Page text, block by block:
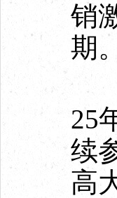
销
期。
据
25
续
高